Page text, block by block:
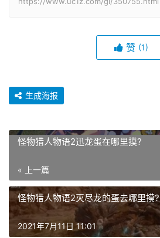
赞 (1)
生成海报
怪物猎人物语2迅龙蛋在哪里摸?
« 上一篇
怪物猎人物语2灭尽龙的蛋去哪里摸?
2021年7月11日 11:01